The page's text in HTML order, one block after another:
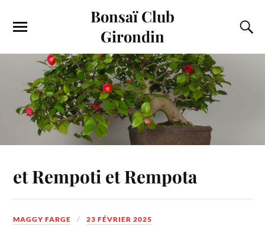
Bonsaï Club
Girondin
et Rempoti et Rempota
MAGGY FARGE 23 FÉVRIER 2025